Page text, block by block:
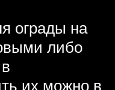
ограды на
либо
их можно в